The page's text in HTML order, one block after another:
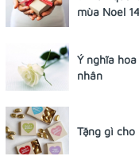
mùa Noel
Ý nghĩa
nhân
Tặng gì